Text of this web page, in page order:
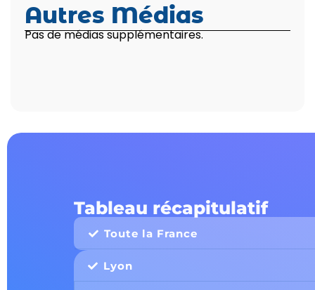
Autres Médias
Pas de médias supplémentaires.
Tableau récapitulatif
Toute la France
Lyon